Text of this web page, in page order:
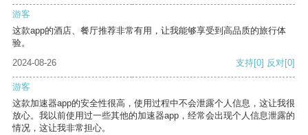
游客
这款app的酒店、餐厅推荐非常有用，让我能够享受到高品质的旅行体
验。
2024-08-26
支持[0] 反对[0]
游客
这款加速器app的安全性很高，使用过程中不会泄露个人信息，这让我很
放心。我以前使用过一些其他的加速器app，经常会出现个人信息泄露的
情况，这让我非常担心。